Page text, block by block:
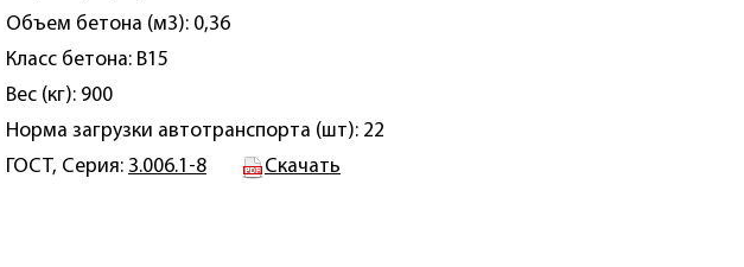
Объем бетона (м3): 0,36
Класс бетона: B15
Вес (кг): 900
Норма загрузки автотранспорта (шт): 22
ГОСТ, Серия: 3.006.1-8 Скачать